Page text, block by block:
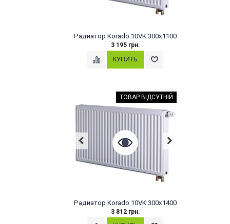
Радиатор Korado 10VK 300x1100
3 195 грн.
ТОВАР ВІДСУТНІЙ
Радиатор Korado 10VK 300x1400
3 812 грн.